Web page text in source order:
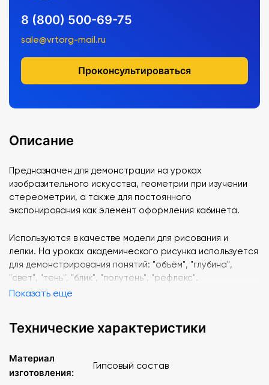
8 (800) 500-69-75
sale@vrtorg-mail.ru
Проконсультироваться
Описание
Предназначен для демонстрации на уроках
изобразительного искусства, геометрии при изучении
стереометрии, а также для постоянного
экспонирования как элемент оформления кабинета.
Используются в качестве модели для рисования и
лепки. На уроках академического рисунка используется
для демонстрирования понятий: "объём", "глубина",
"свет", "тень", "блик", "полутень", "рефлекс".
Показать еще
Технические характеристики
Материал
изготовления:
Гипсовый состав